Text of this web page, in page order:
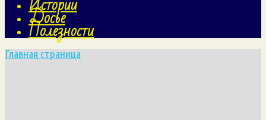
Досье
Полезности
Главная страница